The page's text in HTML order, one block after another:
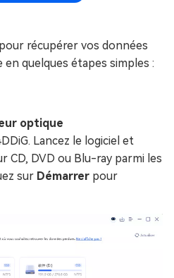
récupérer vos données
quelques étapes simples :
optique
Lancez le logiciel et
CD, DVD ou Blu-ray parmi les
sur Démarrer pour